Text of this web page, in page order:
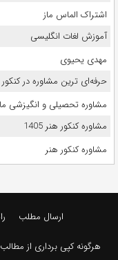
اشتراک الماس ماز
آموزش لغات انگلیسی
مهدی یحیوی
حرفه‌ای ترین مشاوره در کنکور
مشاوره تحصیلی و انگیزشی
مشاوره کنکور هنر 1405
مشاوره کنکور هنر
ارسال مطلب
هرگونه کپی برداری از